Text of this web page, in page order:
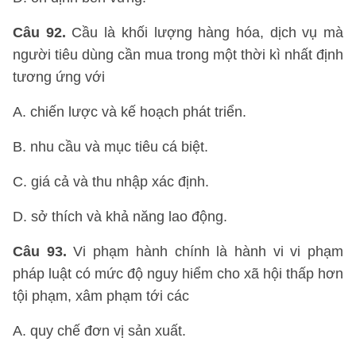
Câu 92. Cầu là khối lượng hàng hóa, dịch vụ mà
người tiêu dùng cần mua trong một thời kì nhất định
tương ứng với
A. chiến lược và kế hoạch phát triển.
B. nhu cầu và mục tiêu cá biệt.
C. giá cả và thu nhập xác định.
D. sở thích và khả năng lao động.
Câu 93. Vi phạm hành chính là hành vi vi phạm
pháp luật có mức độ nguy hiểm cho xã hội thấp hơn
tội phạm, xâm phạm tới các
A. quy chế đơn vị sản xuất.